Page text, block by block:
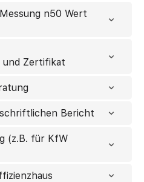
n50 Wert
und Zertifikat
Bericht
(z.B. für KfW